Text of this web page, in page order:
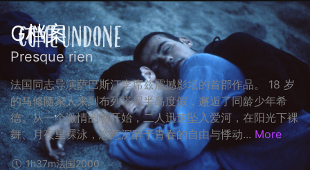
G档案
Presque rien
法国同志导演萨巴斯汀李席兹震撼影坛的首部作品。 18 岁
的马修随家人来到布列塔尼半岛度假，邂逅了同龄少年希
德。从一个激情的吻开始，二人迅速坠入爱河，在阳光下裸
舞、月夜里裸泳，恣意沉醉于青春的自由与悸动... More
1h37m法国2000